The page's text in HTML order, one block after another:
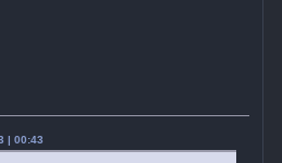
| 00:43